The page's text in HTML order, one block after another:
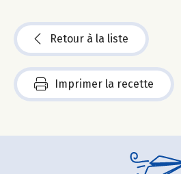
Retour à la liste
Imprimer la recette